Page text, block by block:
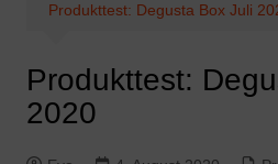
Produkttest: Degusta Box Juli
Produkttest:
2020